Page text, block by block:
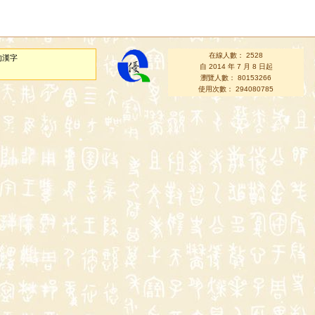
漢字
在線人數： 2528
自 2014 年 7 月 8 日起
瀏覽人數： 80153266
使用次數： 294080785